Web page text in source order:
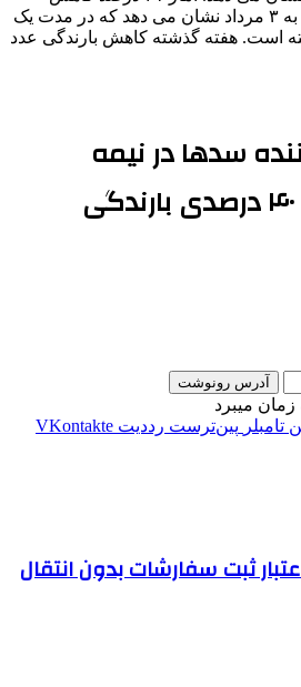
بارندگی تا ۱۰ مرداد نسبت به ۳ مرداد نشان می دهد که در مدت یک
است. هفته گذشته کاهش بارندگی عدد
سدها در نیمه
آدرس رونوشت
‫تامبلر ‫پین‌ترست ‫رددیت ‫VKontakte
ثبت سفارشات بدون انتقال